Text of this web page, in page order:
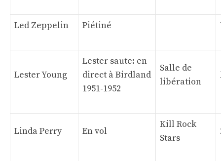
Led Zeppelin Piétiné
Lester Young
Lester saute: en
direct à Birdland
1951-1952
Salle de
libération
Linda Perry En vol
Kill Rock
Stars